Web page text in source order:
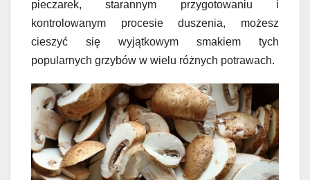
pieczarek, starannym przygotowaniu i
kontrolowanym procesie duszenia, możesz
cieszyć się wyjątkowym smakiem tych
popularnych grzybów w wielu różnych potrawach.